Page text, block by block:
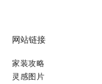
网站链接
家装攻略
灵感图片